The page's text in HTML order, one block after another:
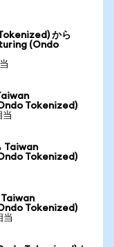
から
(Ondo
Tokenized)
Taiwan
Tokenized)
Tokenized)
当